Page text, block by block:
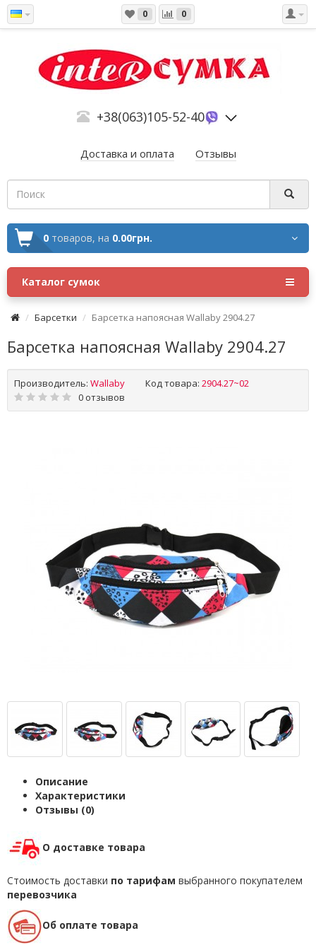
0 0
+38(063)105-52-40
Доставка и оплата Отзывы
0 товаров, на 0.00грн.
Каталог сумок
Барсетки Барсетка напоясная Wallaby 2904.27
Барсетка напоясная Wallaby 2904.27
Производитель: Wallaby Код товара: 2904.27~02
0 отзывов
Описание
Характеристики
Отзывы (0)
О доставке товара
Стоимость доставки по тарифам выбранного покупателем
перевозчика
Об оплате товара